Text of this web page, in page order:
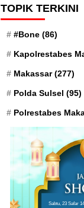
TOPIK TERKINI
#Bone (86)
Kapolrestabes
Makassar(277)
Polda Sulsel (95)
Polrestabes
Sabtu, 23 Safar